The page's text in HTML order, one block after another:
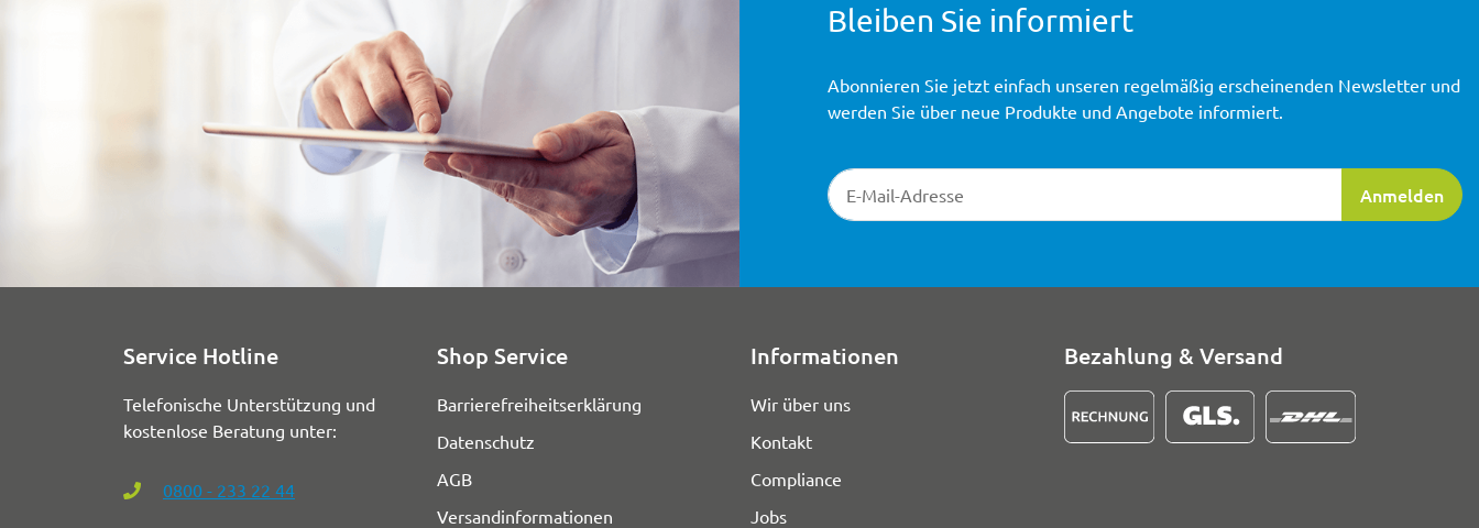
Bleiben Sie informiert
Newsletter-Registrierung
Anmelden
Abonnieren Sie jetzt einfach unseren regelmäßig erscheinenden Newsletter und
werden Sie über neue Produkte und Angebote informiert.
Service Hotline
Telefonische Unterstützung und
kostenlose Beratung unter:
0800 - 233 22 44
Shop Service
Barrierefreiheitserklärung
Datenschutz
AGB
Versandinformationen
Informationen
Wir über uns
Kontakt
Compliance
Jobs
Bezahlung & Versand